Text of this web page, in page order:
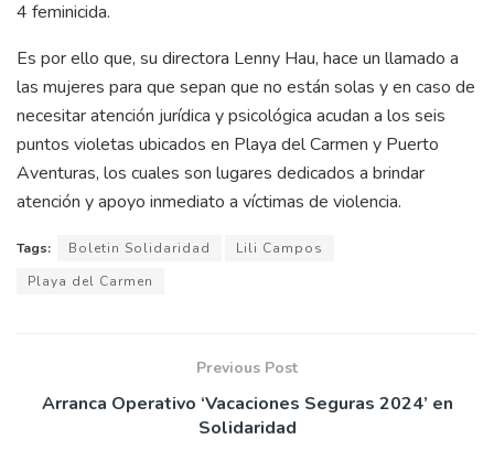
4 feminicida.
Es por ello que, su directora Lenny Hau, hace un llamado a
las mujeres para que sepan que no están solas y en caso de
necesitar atención jurídica y psicológica acudan a los seis
puntos violetas ubicados en Playa del Carmen y Puerto
Aventuras, los cuales son lugares dedicados a brindar
atención y apoyo inmediato a víctimas de violencia.
Tags: Boletin Solidaridad
Lili Campos
Playa del Carmen
Previous Post
Arranca Operativo ‘Vacaciones Seguras 2024’ en
Solidaridad